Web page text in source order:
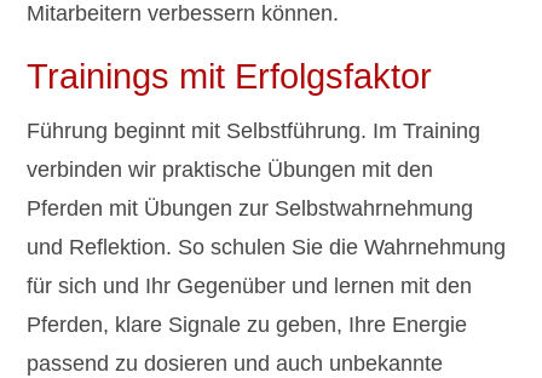
Mitarbeitern verbessern können.
Trainings mit Erfolgsfaktor
Führung beginnt mit Selbstführung. Im Training
verbinden wir praktische Übungen mit den
Pferden mit Übungen zur Selbstwahrnehmung
und Reflektion. So schulen Sie die Wahrnehmung
für sich und Ihr Gegenüber und lernen mit den
Pferden, klare Signale zu geben, Ihre Energie
passend zu dosieren und auch unbekannte